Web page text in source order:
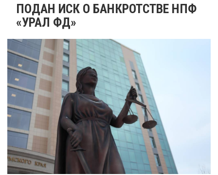
​ПОДАН ИСК О БАНКРОТСТВЕ НПФ
«УРАЛ ФД»